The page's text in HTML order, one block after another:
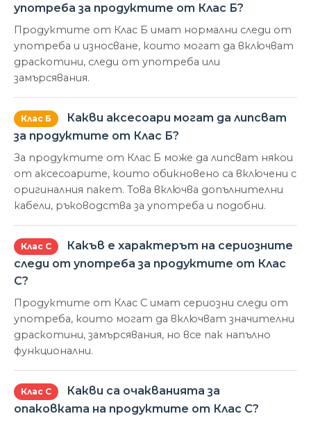
употреба за продуктите от Клас Б?
Продуктите от Клас Б имат нормални следи от
употреба и износване, които могат да включват
драскотини, следи от употреба или
замърсявания.
Клас Б
Какви аксесоари могат да липсват
за продуктите от Клас Б?
За продуктите от Клас Б може да липсват някои
от аксесоарите, които обикновено са включени с
оригиналния пакет. Това включва допълнителни
кабели, ръководства за употреба и подобни.
Клас С
Какъв е характерът на сериозните
следи от употреба за продуктите от Клас
С?
Продуктите от Клас С имат сериозни следи от
употреба, които могат да включват значителни
драскотини, замърсявания, но все пак напълно
функционални.
Клас С
Какви са очакванията за
опаковката на продуктите от Клас С?